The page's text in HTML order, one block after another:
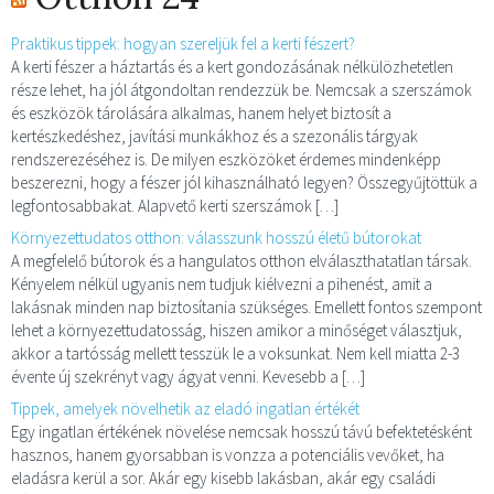
Praktikus tippek: hogyan szereljük fel a kerti fészert?
A kerti fészer a háztartás és a kert gondozásának nélkülözhetetlen
része lehet, ha jól átgondoltan rendezzük be. Nemcsak a szerszámok
és eszközök tárolására alkalmas, hanem helyet biztosít a
kertészkedéshez, javítási munkákhoz és a szezonális tárgyak
rendszerezéséhez is. De milyen eszközöket érdemes mindenképp
beszerezni, hogy a fészer jól kihasználható legyen? Összegyűjtöttük a
legfontosabbakat. Alapvető kerti szerszámok […]
Környezettudatos otthon: válasszunk hosszú életű bútorokat
A megfelelő bútorok és a hangulatos otthon elválaszthatatlan társak.
Kényelem nélkül ugyanis nem tudjuk kiélvezni a pihenést, amit a
lakásnak minden nap biztosítania szükséges. Emellett fontos szempont
lehet a környezettudatosság, hiszen amikor a minőséget választjuk,
akkor a tartósság mellett tesszük le a voksunkat. Nem kell miatta 2-3
évente új szekrényt vagy ágyat venni. Kevesebb a […]
Tippek, amelyek növelhetik az eladó ingatlan értékét
Egy ingatlan értékének növelése nemcsak hosszú távú befektetésként
hasznos, hanem gyorsabban is vonzza a potenciális vevőket, ha
eladásra kerül a sor. Akár egy kisebb lakásban, akár egy családi